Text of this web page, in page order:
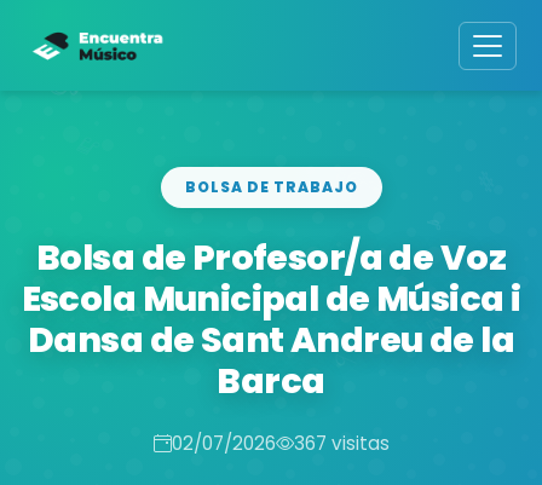
BOLSA DE TRABAJO
Bolsa de Profesor/a de Voz
Escola Municipal de Música i
Dansa de Sant Andreu de la
Barca
02/07/2026 367 visitas